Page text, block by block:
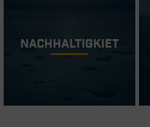
Nachhaltigkiet